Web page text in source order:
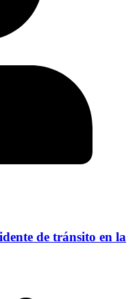
de tránsito en la